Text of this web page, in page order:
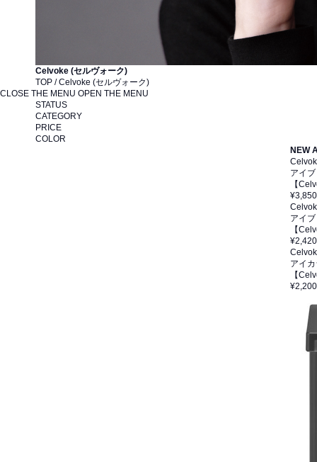
Celvoke (セルヴォーク)
TOP / Celvoke (セルヴォーク)
CLOSE THE MENU OPEN THE MENU
STATUS
CATEGORY
PRICE
COLOR
NEW
アイ
【
¥3,850
アイ
【
¥2,420
アイ
【
¥2,200